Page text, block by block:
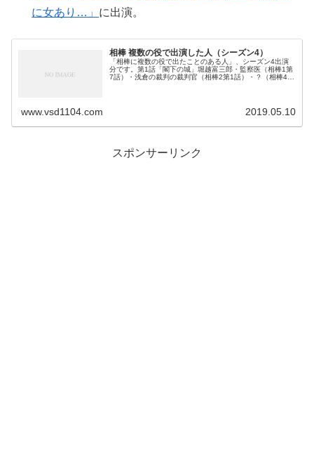
に女あり…」 に出演。
相棒 複数の役で出演した人（シーズン4）
「相棒に複数の役で出たことのある人」、シーズン4出演
分です。第1話「閣下の城」堀越富三郎・監察医（相棒1第
7話）・浅倉の裁判の裁判官（相棒2第1話）・？（相棒4第
www.vsd1104.com 2019.05.10
スポンサーリンク